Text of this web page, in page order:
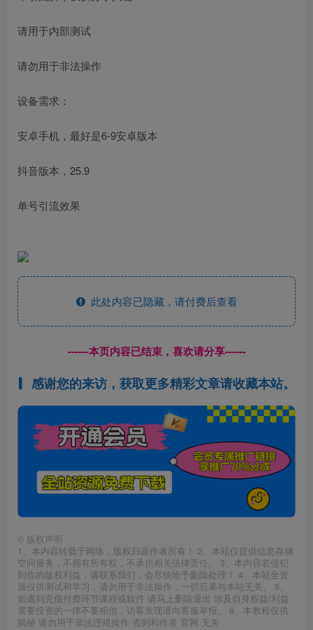
请用于内部测试
请勿用于非法操作
设备需求：
安卓手机，最好是6-9安卓版本
抖音版本，25.9
单号引流效果
此处内容已隐藏，请付费后查看
------本页内容已结束，喜欢请分享------
感谢您的来访，获取更多精彩文章请收藏本站。
© 版权声明
1、本内容转载于网络，版权归原作者所有！ 2、本站仅提供信息存储
空间服务，不拥有所有权，不承担相关法律责任。 3、本内容若侵犯
到你的版权利益，请联系我们，会尽快给予删除处理！ 4、本站全资
源仅供测试和学习，请勿用于非法操作，一切后果与本站无关。 5、
如遇到充值付费环节课程或软件 请马上删除退出 涉及自身权益/利益
需要投资的一律不要相信，访客发现请向客服举报。 6、本教程仅供
揭秘 请勿用于非法违规操作 否则和作者 官网 无关